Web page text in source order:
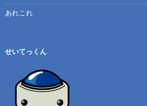
あれこれ
せいてっくん